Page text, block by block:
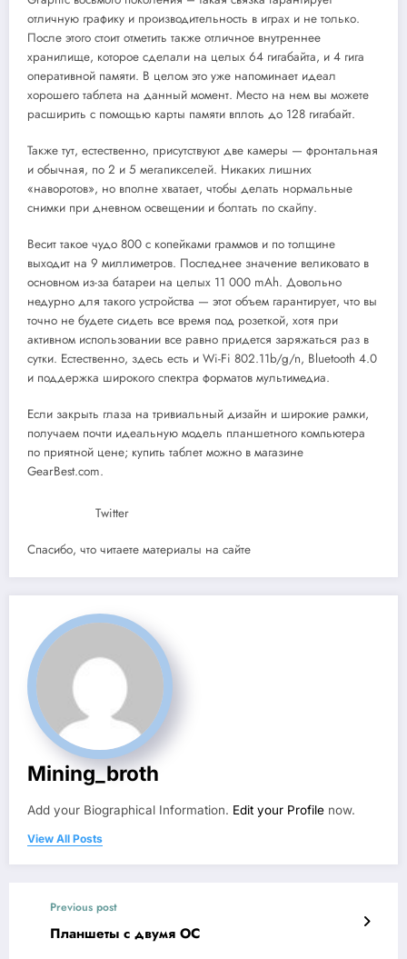
отличную графику и производительность в играх и не только.
После этого стоит отметить также отличное внутреннее
хранилище, которое сделали на целых 64 гигабайта, и 4 гига
оперативной памяти. В целом это уже напоминает идеал
хорошего таблета на данный момент. Место на нем вы можете
расширить с помощью карты памяти вплоть до 128 гигабайт.
Также тут, естественно, присутствуют две камеры — фронтальная
и обычная, по 2 и 5 мегапикселей. Никаких лишних
«наворотов», но вполне хватает, чтобы делать нормальные
снимки при дневном освещении и болтать по скайпу.
Весит такое чудо 800 с копейками граммов и по толщине
выходит на 9 миллиметров. Последнее значение великовато в
основном из-за батареи на целых 11 000 mAh. Довольно
недурно для такого устройства — этот объем гарантирует, что вы
точно не будете сидеть все время под розеткой, хотя при
активном использовании все равно придется заряжаться раз в
сутки. Естественно, здесь есть и Wi-Fi 802.11b/g/n, Bluetooth 4.0
и поддержка широкого спектра форматов мультимедиа.
Если закрыть глаза на тривиальный дизайн и широкие рамки,
получаем почти идеальную модель планшетного компьютера
по приятной цене; купить таблет можно в магазине
GearBest.com.
Twitter
Спасибо, что читаете материалы на сайте
Mining_broth
Add your Biographical Information. Edit your Profile now.
View All Posts
Previous post
Планшеты с двумя ОС